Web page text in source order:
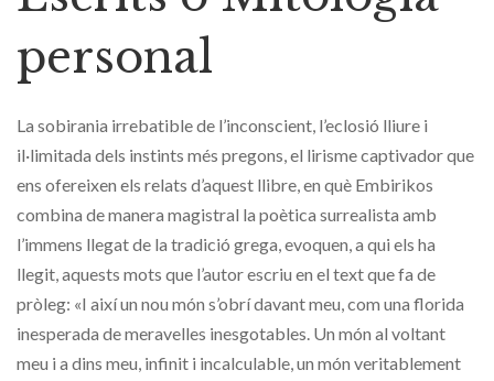
personal
La sobirania irrebatible de l’inconscient, l’eclosió lliure i
il·limitada dels instints més pregons, el lirisme captivador que
ens ofereixen els relats d’aquest llibre, en què Embirikos
combina de manera magistral la poètica surrealista amb
l’immens llegat de la tradició grega, evoquen, a qui els ha
llegit, aquests mots que l’autor escriu en el text que fa de
pròleg: «I així un nou món s’obrí davant meu, com una florida
inesperada de meravelles inesgotables. Un món al voltant
meu i a dins meu, infinit i incalculable, un món veritablement